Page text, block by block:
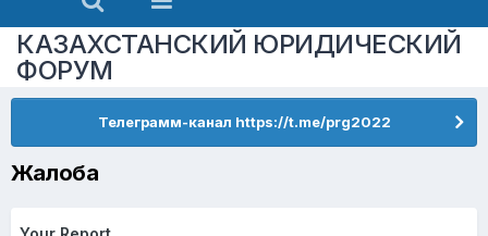
КАЗАХСТАНСКИЙ ЮРИДИЧЕСКИЙ
ФОРУМ
Телеграмм-канал https://t.me/prg2022
Жалоба